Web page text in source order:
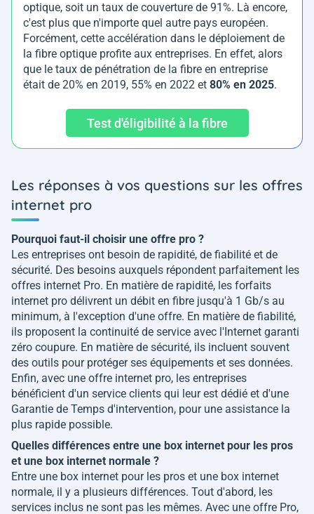
optique, soit un taux de couverture de 91%. Là encore,
c'est plus que n'importe quel autre pays européen.
Forcément, cette accélération dans le déploiement de
la fibre optique profite aux entreprises. En effet, alors
que le taux de pénétration de la fibre en entreprise
était de 20% en 2019, 55% en 2022 et 80% en 2025.
Test d'éligibilité à la fibre
Les réponses à vos questions sur les offres
internet pro
Pourquoi faut-il choisir une offre pro ?
Les entreprises ont besoin de rapidité, de fiabilité et de
sécurité. Des besoins auxquels répondent parfaitement les
offres internet Pro. En matière de rapidité, les forfaits
internet pro délivrent un débit en fibre jusqu'à 1 Gb/s au
minimum, à l'exception d'une offre. En matière de fiabilité,
ils proposent la continuité de service avec l'Internet garanti
zéro coupure. En matière de sécurité, ils incluent souvent
des outils pour protéger ses équipements et ses données.
Enfin, avec une offre internet pro, les entreprises
bénéficient d'un service clients qui leur est dédié et d'une
Garantie de Temps d'intervention, pour une assistance la
plus rapide possible.
Quelles différences entre une box internet pour les pros
et une box internet normale ?
Entre une box internet pour les pros et une box internet
normale, il y a plusieurs différences. Tout d'abord, les
services inclus ne sont pas les mêmes. Avec une offre Pro,